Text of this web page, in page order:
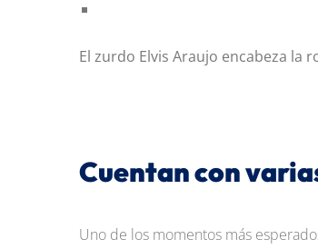
El zurdo Elvis Araujo encabeza la
Cuentan con
Uno de los momentos más